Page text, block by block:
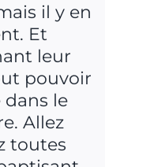
il y en
Et
leur
pouvoir
dans le
Allez
toutes